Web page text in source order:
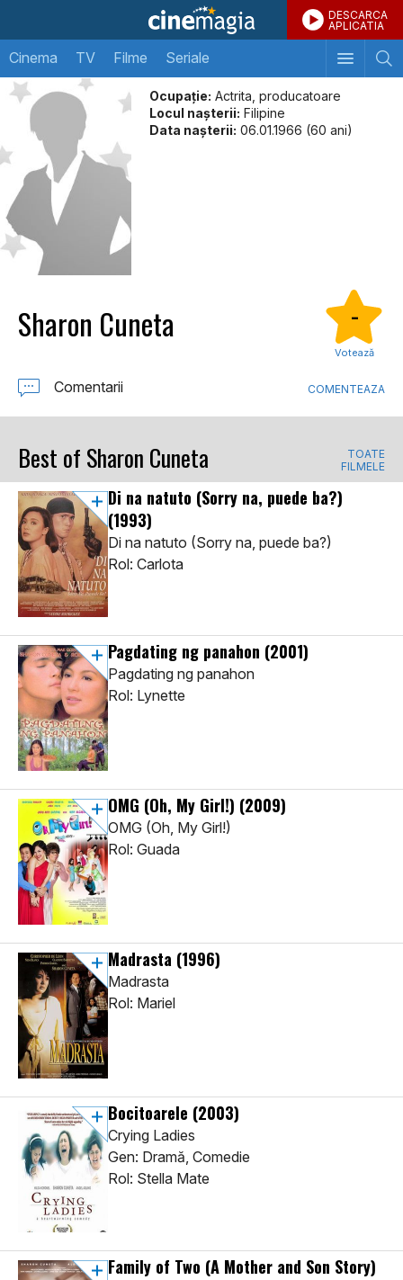
DESCARCA
APLICATIA
Cinema TV Filme Seriale
Ocupație: Actrita, producatoare
Locul naşterii: Filipine
Data naşterii: 06.01.1966 (60 ani)
Sharon Cuneta -
Votează
Comentarii COMENTEAZA
Best of Sharon Cuneta
TOATE
FILMELE
Di na natuto (Sorry na, puede ba?)
(1993)
Di na natuto (Sorry na, puede ba?)
Rol: Carlota
Pagdating ng panahon (2001)
Pagdating ng panahon
Rol: Lynette
OMG (Oh, My Girl!) (2009)
OMG (Oh, My Girl!)
Rol: Guada
Madrasta (1996)
Madrasta
Rol: Mariel
Bocitoarele (2003)
Crying Ladies
Gen: Dramă, Comedie
Rol: Stella Mate
Family of Two (A Mother and Son Story)